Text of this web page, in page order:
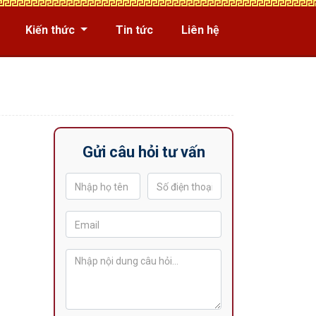
Kiến thức Tin tức Liên hệ
Gửi câu hỏi tư vấn